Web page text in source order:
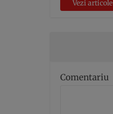
Vezi articole
Comentariu